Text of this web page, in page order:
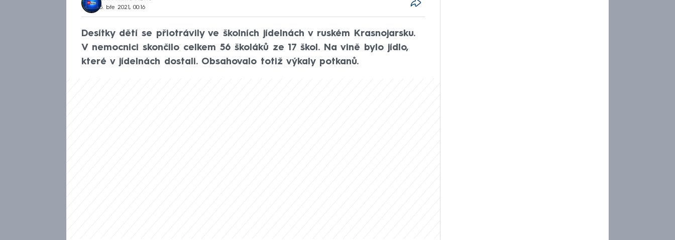
5. bře 2021, 00:16
Desítky dětí se přiotrávily ve školních jídelnách v ruském Krasnojarsku.
V nemocnici skončilo celkem 56 školáků ze 17 škol. Na vině bylo jídlo,
které v jídelnách dostali. Obsahovalo totiž výkaly potkanů.